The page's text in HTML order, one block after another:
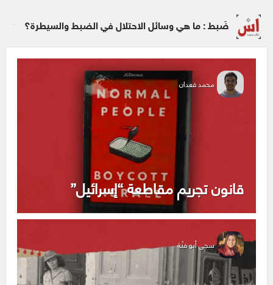
ضَبط : ما هي وسائل الاحتلال في الضبط والسيطرة؟
محمد قعدان
قانون تجريم مقاطعة “إسرائيل”
سجى أبو فنّة